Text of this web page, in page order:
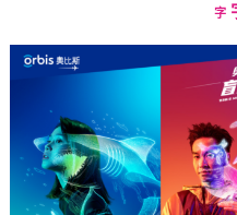
字